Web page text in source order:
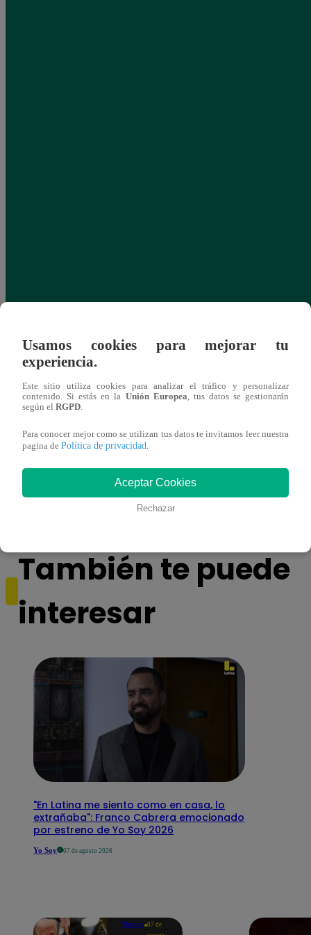
Brote de sarampión en Puno: 25 casos
También te puede
interesar
"En Latina me siento como en casa, lo
extrañaba": Franco Cabrera emocionado
por estreno de Yo Soy 2026
Yo Soy 07 de agosto 2026
Mundo 07 de
Usamos cookies para mejorar tu
experiencia.
Este sitio utiliza cookies para analizar el tráfico y personalizar
contenido. Si estás en la Unión Europea , tus datos se gestionarán
según el RGPD
Para conocer mejor como se utilizan tus datos te invitamos leer nuestra
pagina de Política de privacidad
Aceptar Cookies
Rechazar